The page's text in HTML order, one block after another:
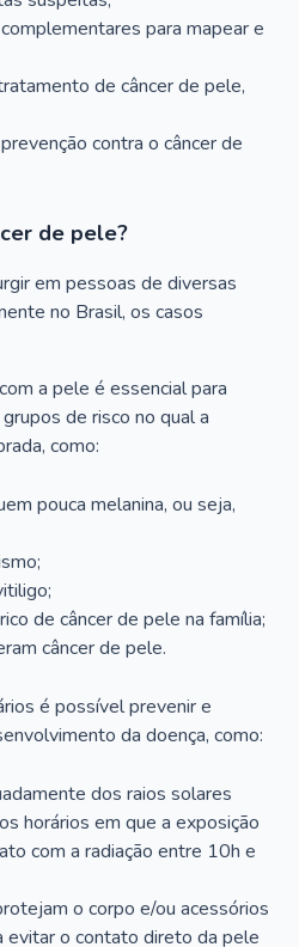
para mapear e
de câncer de pele,
contra o câncer de
de pele?
em pessoas de diversas
no Brasil, os casos
a pele é essencial para
de risco no qual a
como:
pouca melanina, ou seja,
de câncer de pele na família;
câncer de pele.
é possível prevenir e
da doença, como:
dos raios solares
horários em que a exposição
com a radiação entre 10h e
o corpo e/ou acessórios
evitar o contato direto da pele